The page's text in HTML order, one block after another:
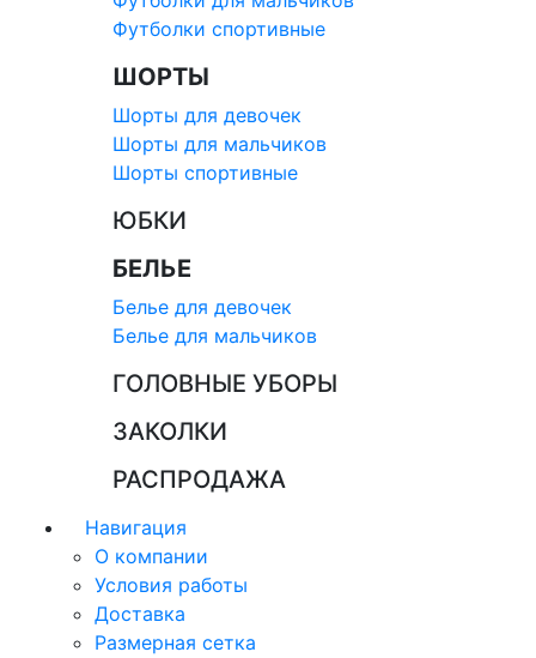
Футболки спортивные
ШОРТЫ
Шорты для девочек
Шорты для мальчиков
Шорты спортивные
ЮБКИ
БЕЛЬЕ
Белье для девочек
Белье для мальчиков
ГОЛОВНЫЕ УБОРЫ
ЗАКОЛКИ
РАСПРОДАЖА
Навигация
О компании
Условия работы
Доставка
Размерная сетка